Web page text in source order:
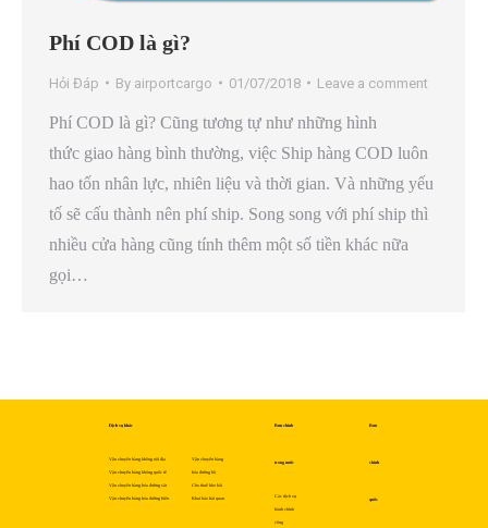
Phí COD là gì?
Hỏi Đáp By airportcargo 01/07/2018 Leave a comment
Phí COD là gì? Cũng tương tự như những hình
thức giao hàng bình thường, việc Ship hàng COD luôn
hao tốn nhân lực, nhiên liệu và thời gian. Và những yếu
tố sẽ cấu thành nên phí ship. Song song với phí ship thì
nhiều cửa hàng cũng tính thêm một số tiền khác nữa
gọi…
Dịch vụ khác
Vận chuyển hàng không nội địa
Vận chuyển hàng không quốc tế
Vận chuyển hàng hóa đường sắt
Vận chuyển hàng hóa đường biển
Vận chuyển hàng
hóa đường bộ
Cho thuê kho bãi
Khai báo hải quan
Bưu chính
trong nước
Các dịch vụ
hành chính
công
Bưu
chính
quốc